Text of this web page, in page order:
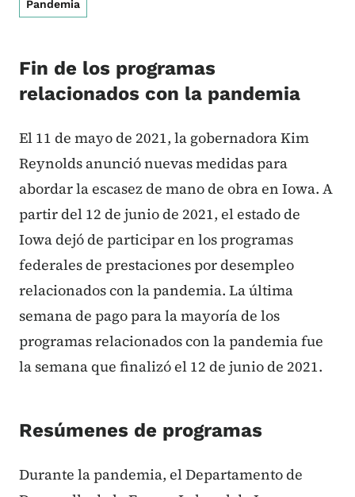
Pandemia
Fin de los programas
relacionados con la pandemia
El 11 de mayo de 2021, la gobernadora Kim
Reynolds anunció nuevas medidas para
abordar la escasez de mano de obra en Iowa. A
partir del 12 de junio de 2021, el estado de
Iowa dejó de participar en los programas
federales de prestaciones por desempleo
relacionados con la pandemia. La última
semana de pago para la mayoría de los
programas relacionados con la pandemia fue
la semana que finalizó el 12 de junio de 2021.
Resúmenes de programas
Durante la pandemia, el Departamento de